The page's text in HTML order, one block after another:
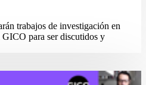
trabajos de investigación en
GICO para ser discutidos y